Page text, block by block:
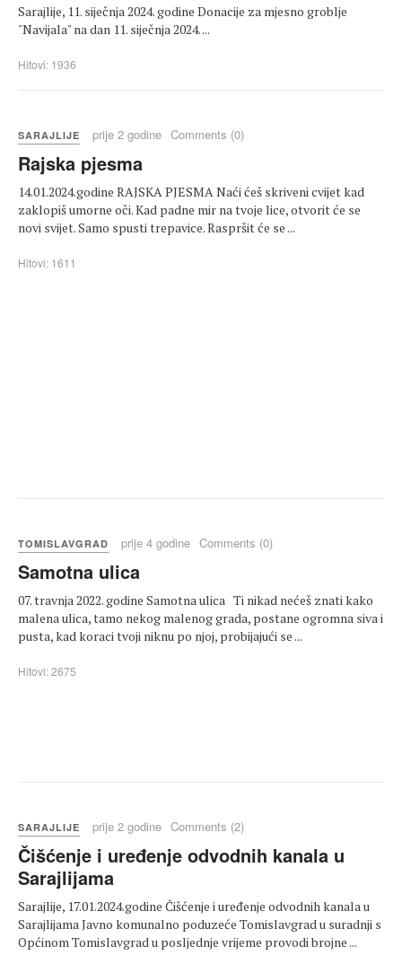
Sarajlije, 11. siječnja 2024. godine Donacije za mjesno groblje
"Navijala" na dan 11. siječnja 2024. ...
Hitovi: 1936
SARAJLIJE prije 2 godine Comments (0)
Rajska pjesma
14.01.2024.godine RAJSKA PJESMA Naći ćeš skriveni cvijet kad
zaklopiš umorne oči. Kad padne mir na tvoje lice, otvorit će se
novi svijet. Samo spusti trepavice. Raspršit će se ...
Hitovi: 1611
TOMISLAVGRAD prije 4 godine Comments (0)
Samotna ulica
07. travnja 2022. godine Samotna ulica Ti nikad nećeš znati kako
malena ulica, tamo nekog malenog grada, postane ogromna siva i
pusta, kad koraci tvoji niknu po njoj, probijajući se ...
Hitovi: 2675
SARAJLIJE prije 2 godine Comments (2)
Čišćenje i uređenje odvodnih kanala u
Sarajlijama
Sarajlije, 17.01.2024.godine Čišćenje i uređenje odvodnih kanala u
Sarajlijama Javno komunalno poduzeće Tomislavgrad u suradnji s
Općinom Tomislavgrad u posljednje vrijeme provodi brojne ...